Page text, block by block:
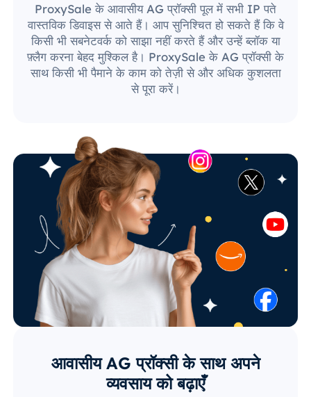
ProxySale के आवासीय AG प्रॉक्सी पूल में सभी IP पते
वास्तविक डिवाइस से आते हैं। आप सुनिश्चित हो सकते हैं कि वे
किसी भी सबनेटवर्क को साझा नहीं करते हैं और उन्हें ब्लॉक या
फ़्लैग करना बेहद मुश्किल है। ProxySale के AG प्रॉक्सी के
साथ किसी भी पैमाने के काम को तेज़ी से और अधिक कुशलता
से पूरा करें।
आवासीय AG प्रॉक्सी के साथ अपने
व्यवसाय को बढ़ाएँ